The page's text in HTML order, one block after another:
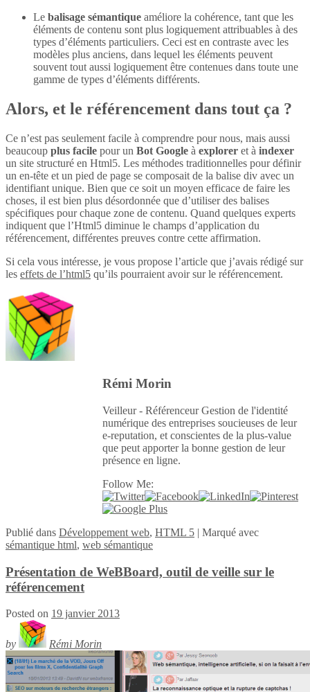
Le balisage sémantique améliore la cohérence, tant que les
éléments de contenu sont plus logiquement attribuables à des
types d’éléments particuliers. Ceci est en contraste avec les
modèles plus anciens, dans lequel les éléments peuvent
souvent tout aussi logiquement être contenues dans toute une
gamme de types d’éléments différents.
Alors, et le référencement dans tout ça ?
Ce n’est pas seulement facile à comprendre pour nous, mais aussi
beaucoup plus facile pour un Bot Google à explorer et à indexer
un site structuré en Html5. Les méthodes traditionnelles pour définir
un en-tête et un pied de page se composait de la balise div avec un
identifiant unique. Bien que ce soit un moyen efficace de faire les
choses, il est bien plus désordonnée que d’utiliser des balises
spécifiques pour chaque zone de contenu. Quand quelques experts
indiquent que l’Html5 diminue le champs d’application du
référencement, différentes preuves contre cette affirmation.
Si cela vous intéresse, je vous propose l’article que j’avais rédigé sur
les effets de l’html5 qu’ils pourraient avoir sur le référencement.
Rémi Morin
Veilleur - Référenceur Gestion de l'identité
numérique des entreprises soucieuses de leur
e-reputation, et conscientes de la plus-value
que peut apporter la bonne gestion de leur
présence en ligne.
Follow Me:
Publié dans Développement web, HTML 5 | Marqué avec
sémantique html, web sémantique
Présentation de WeBBoard, outil de veille sur le
référencement
Posted on 19 janvier 2013
by Rémi Morin